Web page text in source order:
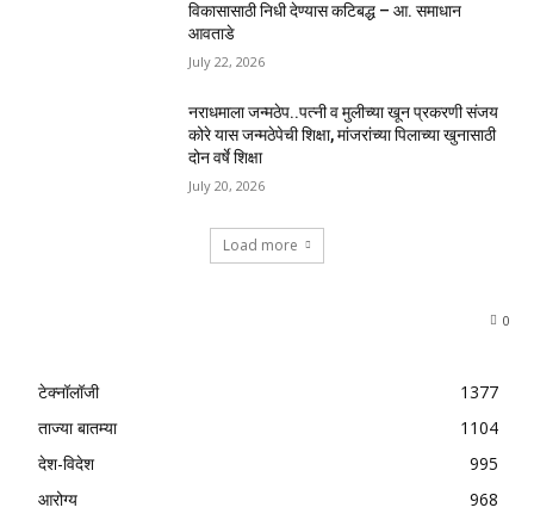
विकासासाठी निधी देण्यास कटिबद्ध – आ. समाधान
आवताडे
July 22, 2026
नराधमाला जन्मठेप..पत्नी व मुलीच्या खून प्रकरणी संजय
कोरे यास जन्मठेपेची शिक्षा, मांजरांच्या पिलाच्या खुनासाठी
दोन वर्षे शिक्षा
July 20, 2026
Load more
0
टेक्नॉलॉजी
1377
ताज्या बातम्या
1104
देश-विदेश
995
आरोग्य
968